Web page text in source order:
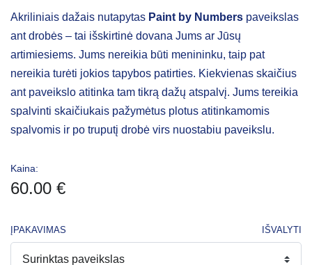
Akriliniais dažais nutapytas Paint by Numbers paveikslas
ant drobės – tai išskirtinė dovana Jums ar Jūsų
artimiesiems. Jums nereikia būti menininku, taip pat
nereikia turėti jokios tapybos patirties. Kiekvienas skaičius
ant paveikslo atitinka tam tikrą dažų atspalvį. Jums tereikia
spalvinti skaičiukais pažymėtus plotus atitinkamomis
spalvomis ir po truputį drobė virs nuostabiu paveikslu.
Kaina:
60.00 €
ĮPAKAVIMAS IŠVALYTI